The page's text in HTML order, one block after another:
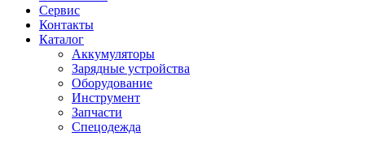
Сервис
Контакты
Каталог
Аккумуляторы
Зарядные устройства
Оборудование
Инструмент
Запчасти
Спецодежда